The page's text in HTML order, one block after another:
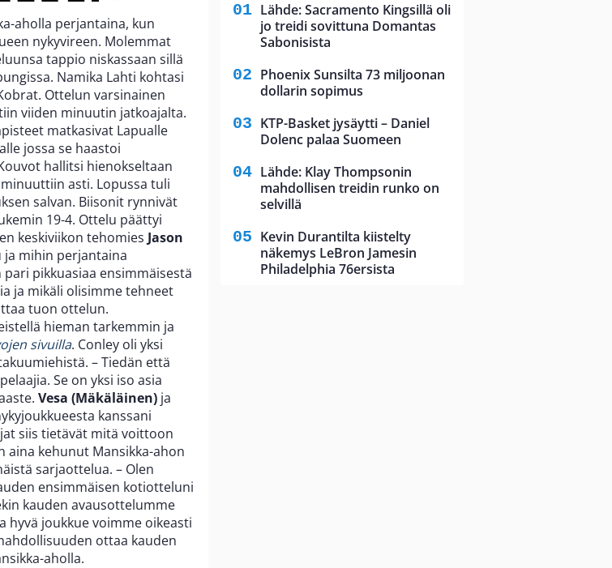
aholla perjantaina, kun
nykyvireen. Molemmat
tappio niskassaan sillä
Namika Lahti kohtasi
Ottelun varsinainen
viiden minuutin jatkoajalta.
matkasivat Lapualle
jossa se haastoi
hallitsi hienokseltaan
asti. Lopussa tuli
salvan. Biisonit rynnivät
19-4. Ottelu päättyi
keskiviikon tehomies Jason
mihin perjantaina
pikkuasiaa ensimmäisestä
ja mikäli olisimme tehneet
tuon ottelun.
hieman tarkemmin ja
sivuilla. Conley oli yksi
– Tiedän että
Se on yksi iso asia
Vesa (Mäkäläinen) ja
kanssani
siis tietävät mitä voittoon
aina kehunut Mansikka-ahon
sarjaottelua. – Olen
ensimmäisen kotiotteluni
kauden avausottelumme
hyvä joukkue voimme oikeasti
ottaa kauden
aholla.
Lähde: Sacramento Kingsillä oli
jo treidi sovittuna Domantas
Sabonisista
Phoenix Sunsilta 73 miljoonan
dollarin sopimus
KTP-Basket jysäytti – Daniel
Dolenc palaa Suomeen
Lähde: Klay Thompsonin
mahdollisen treidin runko on
selvillä
Kevin Durantilta kiistelty
näkemys LeBron Jamesin
Philadelphia 76ersista